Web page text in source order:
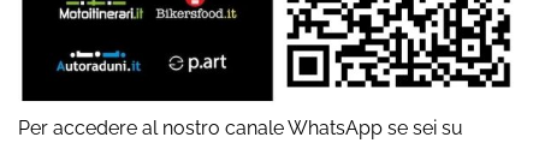
Per accedere al nostro canale WhatsApp se sei su